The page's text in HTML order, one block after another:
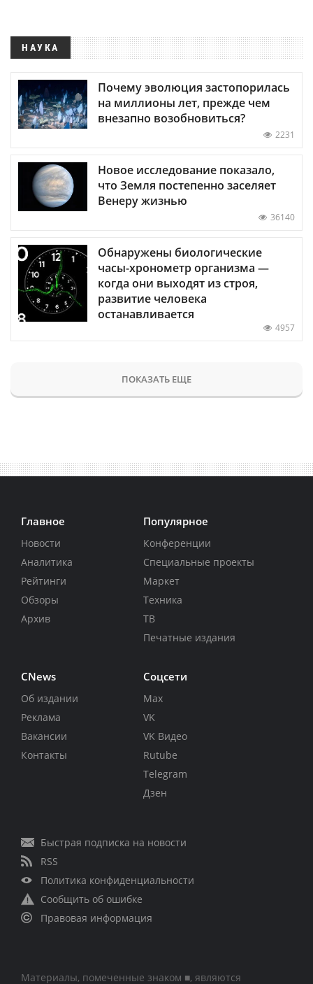
НАУКА
Почему эволюция застопорилась
на миллионы лет, прежде чем
внезапно возобновиться?
2231
Новое исследование показало,
что Земля постепенно заселяет
Венеру жизнью
36140
Обнаружены биологические
часы-хронометр организма —
когда они выходят из строя,
развитие человека
останавливается
4957
ПОКАЗАТЬ ЕЩЕ
Главное
Новости
Аналитика
Рейтинги
Обзоры
Архив
Популярное
Конференции
Специальные проекты
Маркет
Техника
ТВ
Печатные издания
CNews
Об издании
Реклама
Вакансии
Контакты
Соцсети
Max
VK
VK Видео
Rutube
Telegram
Дзен
Быстрая подписка на новости
RSS
Политика конфиденциальности
Сообщить об ошибке
Правовая информация
Материалы, помеченные знаком ■, являются